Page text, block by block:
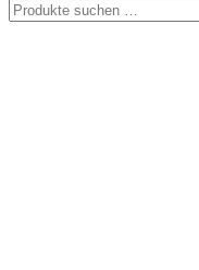
Suchen
nach …